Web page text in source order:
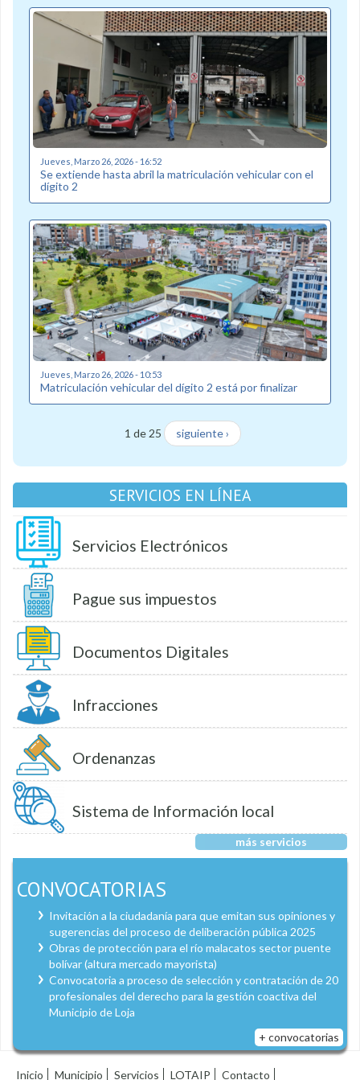
Jueves, Marzo 26, 2026 - 16:52
Se extiende hasta abril la matriculación vehicular con el
dígito 2
Jueves, Marzo 26, 2026 - 10:53
Matriculación vehicular del dígito 2 está por finalizar
1 de 25 siguiente ›
SERVICIOS EN LÍNEA
Servicios Electrónicos
Pague sus impuestos
Documentos Digitales
Infracciones
Ordenanzas
Sistema de Información local
más servicios
CONVOCATORIAS
Invitación a la ciudadanía para que emitan sus opiniones y
sugerencias del proceso de deliberación pública 2025
Obras de protección para el río malacatos sector puente
bolívar (altura mercado mayorista)
Convocatoria a proceso de selección y contratación de 20
profesionales del derecho para la gestión coactiva del
Municipio de Loja
+ convocatorias
Inicio Municipio Servicios LOTAIP Contacto